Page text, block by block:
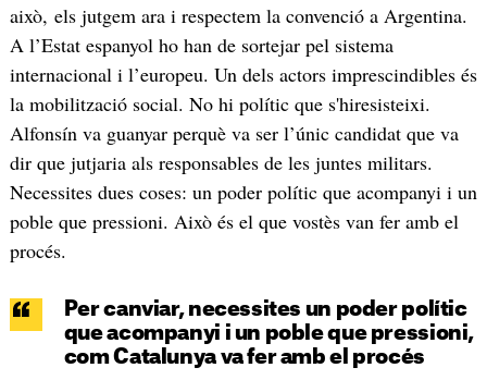
això, els jutgem ara i respectem la convenció a Argentina.
A l’Estat espanyol ho han de sortejar pel sistema
internacional i l’europeu. Un dels actors imprescindibles és
la mobilització social. No hi polític que s'hiresisteixi.
Alfonsín va guanyar perquè va ser l’únic candidat que va
dir que jutjaria als responsables de les juntes militars.
Necessites dues coses: un poder polític que acompanyi i un
poble que pressioni. Això és el que vostès van fer amb el
procés.
Per canviar, necessites un poder polític
que acompanyi i un poble que pressioni,
com Catalunya va fer amb el procés